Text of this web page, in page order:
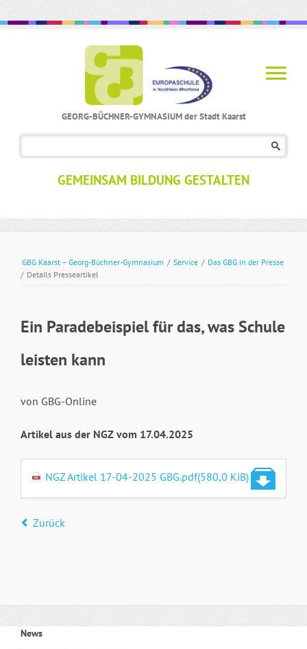
GEORG-BÜCHNER-GYMNASIUM der Stadt Kaarst
GEMEINSAM BILDUNG GESTALTEN
GBG Kaarst – Georg-Büchner-Gymnasium / Service / Das GBG in der Presse
/ Details Presseartikel
Ein Paradebeispiel für das, was Schule
leisten kann
von GBG-Online
Artikel aus der NGZ vom 17.04.2025
NGZ Artikel 17-04-2025 GBG.pdf(580,0 KiB)
Zurück
News